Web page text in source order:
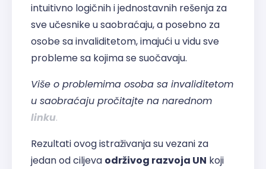
intuitivno logičnih i jednostavnih rešenja za
sve učesnike u saobraćaju, a posebno za
osobe sa invaliditetom, imajući u vidu sve
probleme sa kojima se suočavaju.
Više o problemima osoba sa invaliditetom
u saobraćaju pročitajte na narednom
linku.
Rezultati ovog istraživanja su vezani za
jedan od ciljeva održivog razvoja UN koji